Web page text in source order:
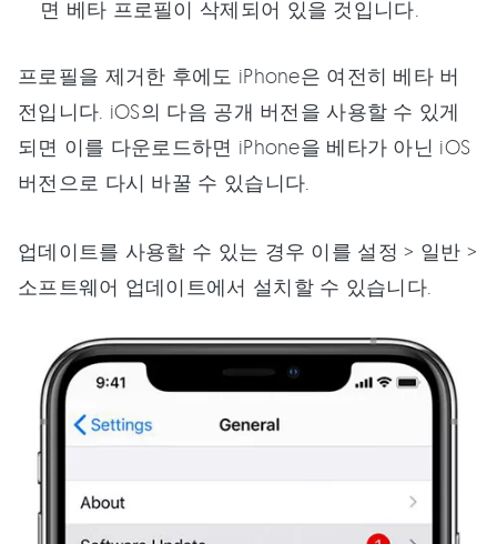
면 베타 프로필이 삭제되어 있을 것입니다.
프로필을 제거한 후에도 iPhone은 여전히 베타 버
전입니다. iOS의 다음 공개 버전을 사용할 수 있게
되면 이를 다운로드하면 iPhone을 베타가 아닌 iOS
버전으로 다시 바꿀 수 있습니다.
업데이트를 사용할 수 있는 경우 이를 설정 > 일반 >
소프트웨어 업데이트에서 설치할 수 있습니다.